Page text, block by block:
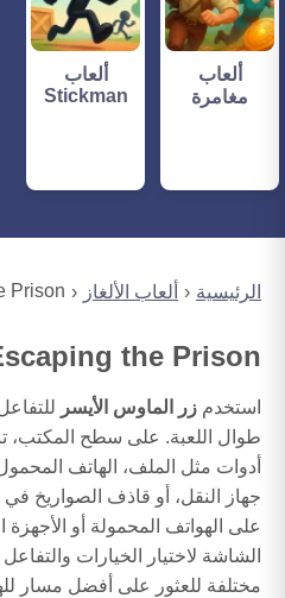
الرئيسية ألعاب الألغاز Prison
the Prison
استخدم زر الماوس الأيسر
طوال اللعبة. على سطح المكتب،
جهاز النقل، أو قاذف الصواريخ
على الهواتف المحمولة أو الأجهزة
الشاشة لاختيار الخيارات
مختلفة للعثور على أفضل مسار
ألعاب
مغامرة
ألعاب
Stickman